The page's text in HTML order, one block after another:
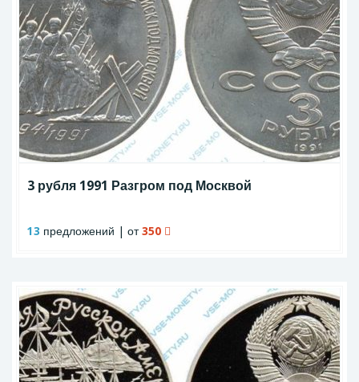
3 рубля 1991 Разгром под Москвой
13 предложений | от350